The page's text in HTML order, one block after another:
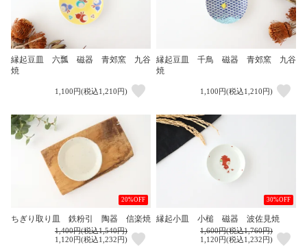
縁起豆皿 六瓢 磁器 青郊窯 九谷
焼
1,100円(税込1,210円)
縁起豆皿 千鳥 磁器 青郊窯 九谷
焼
1,100円(税込1,210円)
20%OFF
ちぎり取り皿 鉄粉引 陶器 信楽焼
1,400円(税込1,540円)
1,120円(税込1,232円)
30%OFF
縁起小皿 小槌 磁器 波佐見焼
1,600円(税込1,760円)
1,120円(税込1,232円)